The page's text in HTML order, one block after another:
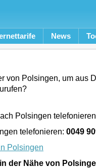
News
von Polsingen, um aus
Polsingen
telefonieren: 0049
Polsingen
der Nähe von